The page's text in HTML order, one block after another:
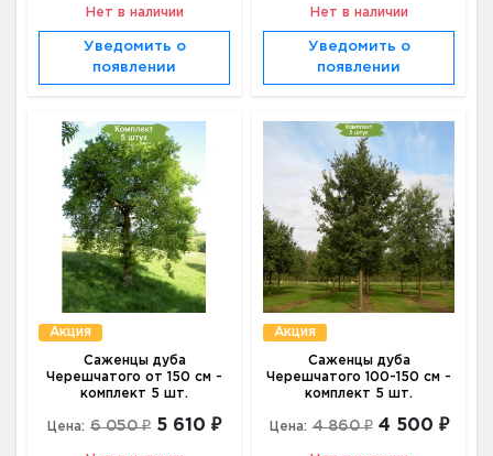
Нет в наличии
Уведомить о
появлении
Нет в наличии
Уведомить о
появлении
Акция
Саженцы дуба
Черешчатого от 150 см -
комплект 5 шт.
Цена: 6 050 ₽ 5 610 ₽
Акция
Саженцы дуба
Черешчатого 100-150 см -
комплект 5 шт.
Цена: 4 860 ₽ 4 500 ₽